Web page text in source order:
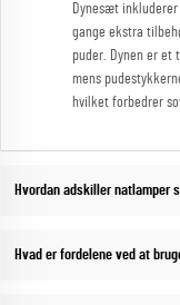
Dynesæt
gange ekstra
puder. Dynen er et
mens
hvilket forbedrer
Hvordan adskiller natlamper
Hvad er fordelene ved at